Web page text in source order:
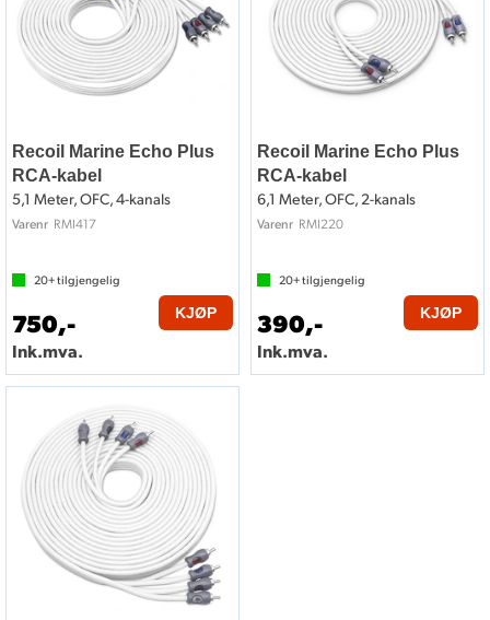
Recoil Marine Echo Plus
RCA-kabel
5,1 Meter, OFC, 4-kanals
Varenr RMI417
20+tilgjengelig
750,-
Ink.mva.
KJØP
Recoil Marine Echo Plus
RCA-kabel
6,1 Meter, OFC, 2-kanals
Varenr RMI220
20+tilgjengelig
390,-
Ink.mva.
KJØP